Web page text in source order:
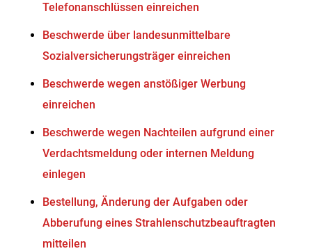
Telefonanschlüssen einreichen
Beschwerde über landesunmittelbare
Sozialversicherungsträger einreichen
Beschwerde wegen anstößiger Werbung
einreichen
Beschwerde wegen Nachteilen aufgrund einer
Verdachtsmeldung oder internen Meldung
einlegen
Bestellung, Änderung der Aufgaben oder
Abberufung eines Strahlenschutzbeauftragten
mitteilen